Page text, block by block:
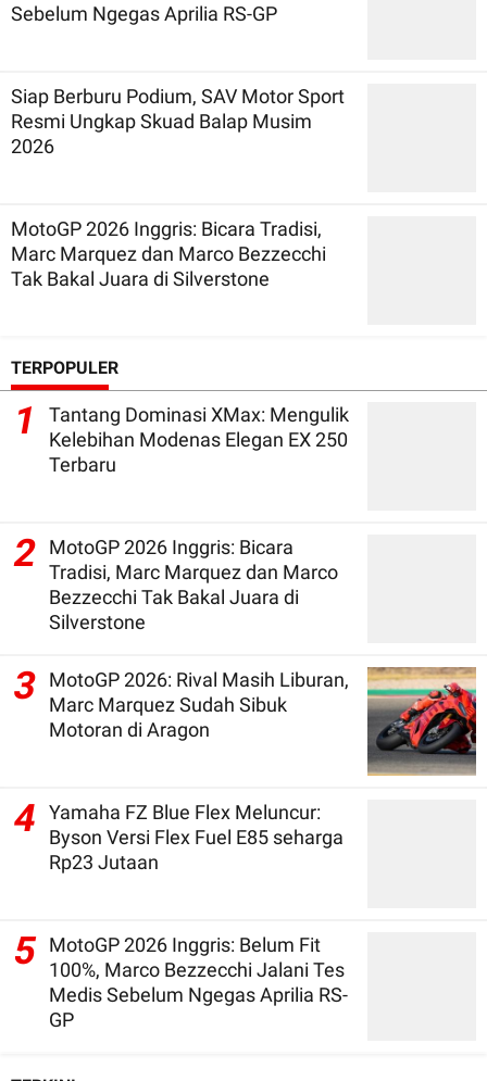
Sebelum Ngegas Aprilia RS-GP
Siap Berburu Podium, SAV Motor Sport
Resmi Ungkap Skuad Balap Musim
2026
MotoGP 2026 Inggris: Bicara Tradisi,
Marc Marquez dan Marco Bezzecchi
Tak Bakal Juara di Silverstone
TERPOPULER
1
Tantang Dominasi XMax: Mengulik
Kelebihan Modenas Elegan EX 250
Terbaru
2
MotoGP 2026 Inggris: Bicara
Tradisi, Marc Marquez dan Marco
Bezzecchi Tak Bakal Juara di
Silverstone
3
MotoGP 2026: Rival Masih Liburan,
Marc Marquez Sudah Sibuk
Motoran di Aragon
4
Yamaha FZ Blue Flex Meluncur:
Byson Versi Flex Fuel E85 seharga
Rp23 Jutaan
5 MotoGP 2026 Inggris: Belum Fit
100%, Marco Bezzecchi Jalani Tes
Medis Sebelum Ngegas Aprilia RS-
GP